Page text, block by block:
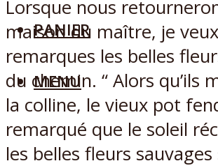
PANIER
MENU
Lorsque nous
maison du maître, je
remarques les belles
du chemin. “ Alors qu’ils
la colline, le vieux pot
remarqué que le soleil
les belles fleurs